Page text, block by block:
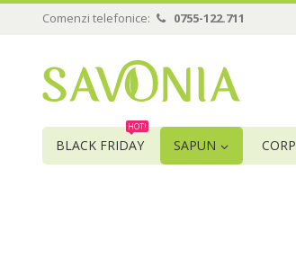
Comenzi telefonice: 0755-122.711
BLACK FRIDAY
HOT!
SAPUN CORP